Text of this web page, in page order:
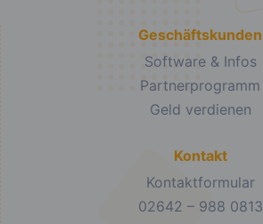
Geschäftskunden
Software & Infos
Partnerprogramm
Geld verdienen
Kontakt
Kontaktformular
02642 – 988 0813